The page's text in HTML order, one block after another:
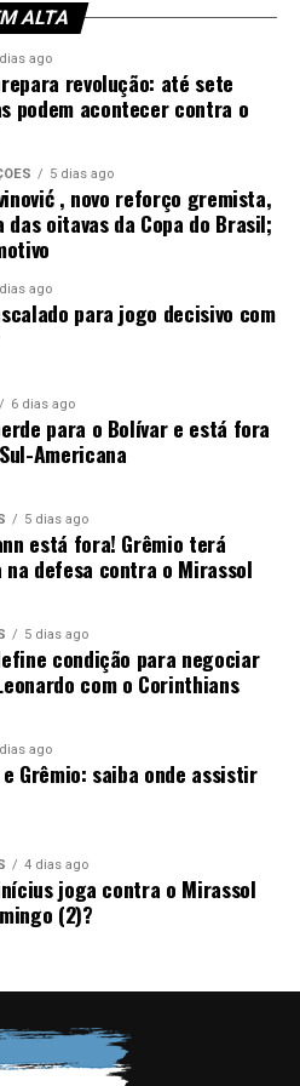
Gustavo Martins,
Gabriel; Nardoni, Dodi e
e Braithwaite.Técnico:
ALTA
ago
revolução: até sete
podem acontecer contra o
5 dias ago
, novo reforço gremista,
oitavas da Copa do Brasil;
ago
para jogo decisivo com
6 dias ago
para o Bolívar e está fora
Americana
5 dias ago
está fora! Grêmio terá
na defesa contra o Mirassol
5 dias ago
condição para negociar
com o Corinthians
ago
Grêmio: saiba onde assistir
4 dias ago
joga contra o Mirassol
(2)?